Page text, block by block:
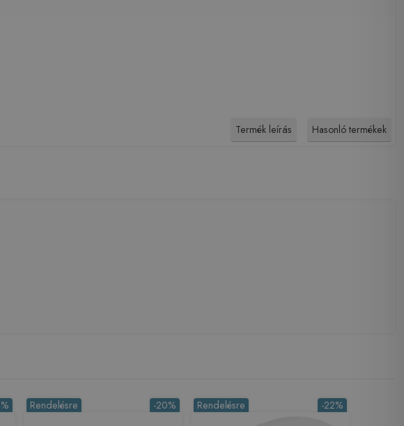
Termék leírás Hasonló termékek
-20%
Rendelésre -22%
Rendelésre